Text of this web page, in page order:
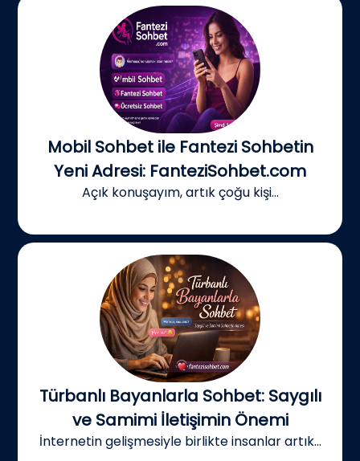
Mobil Sohbet ile Fantezi Sohbetin
Yeni Adresi: FanteziSohbet.com
Açık konuşayım, artık çoğu kişi...
Türbanlı Bayanlarla Sohbet: Saygılı
ve Samimi İletişimin Önemi
İnternetin gelişmesiyle birlikte insanlar artık...